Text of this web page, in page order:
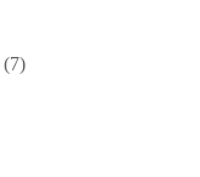
(7)